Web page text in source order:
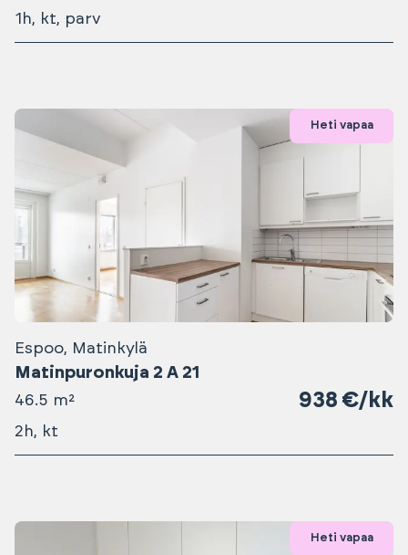
1h, kt, parv
Heti vapaa
Espoo, Matinkylä
Matinpuronkuja 2 A 21
46.5 m² 938 €/kk
2h, kt
Heti vapaa